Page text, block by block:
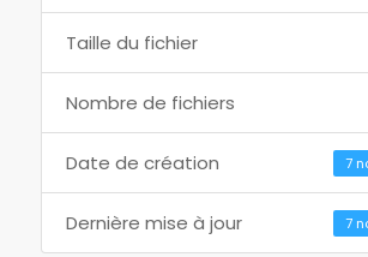
Taille du fichier
Nombre de fichiers
Date de création 7
Dernière mise à jour 7